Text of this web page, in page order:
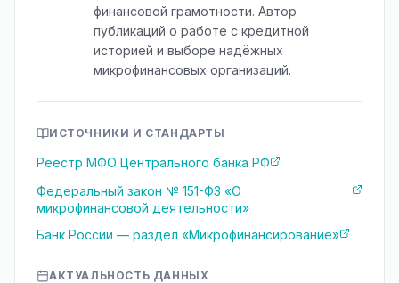
финансовой грамотности. Автор
публикаций о работе с кредитной
историей и выборе надёжных
микрофинансовых организаций.
ИСТОЧНИКИ И СТАНДАРТЫ
Реестр МФО Центрального банка РФ
Федеральный закон № 151-ФЗ «О
микрофинансовой деятельности»
Банк России — раздел «Микрофинансирование»
АКТУАЛЬНОСТЬ ДАННЫХ